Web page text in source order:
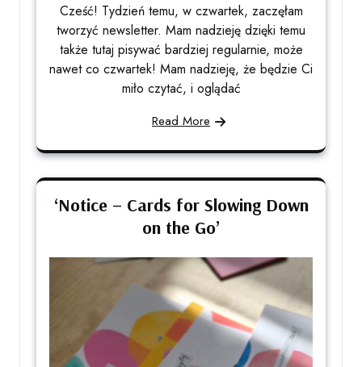
Cześć! Tydzień temu, w czwartek, zaczęłam
tworzyć newsletter. Mam nadzieję dzięki temu
także tutaj pisywać bardziej regularnie, może
nawet co czwartek! Mam nadzieję, że będzie Ci
miło czytać, i oglądać
Read More
‘Notice – Cards for Slowing Down
on the Go’